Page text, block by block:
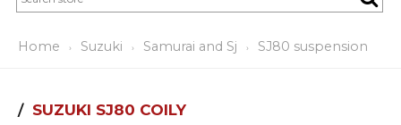
Home Suzuki Samurai and Sj SJ80 suspension
SUZUKI SJ80 COILY